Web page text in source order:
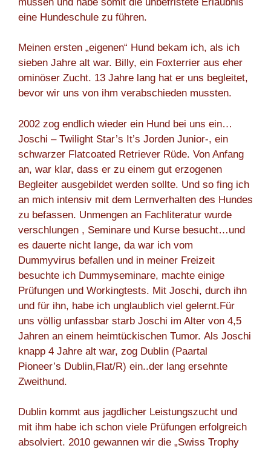
eine Hundeschule zu führen.
Meinen ersten „eigenen“ Hund bekam ich, als ich
sieben Jahre alt war. Billy, ein Foxterrier aus eher
ominöser Zucht. 13 Jahre lang hat er uns begleitet,
bevor wir uns von ihm verabschieden mussten.
2002 zog endlich wieder ein Hund bei uns ein…
Joschi – Twilight Star’s It’s Jorden Junior-, ein
schwarzer Flatcoated Retriever Rüde. Von Anfang
an, war klar, dass er zu einem gut erzogenen
Begleiter ausgebildet werden sollte. Und so fing ich
an mich intensiv mit dem Lernverhalten des Hundes
zu befassen. Unmengen an Fachliteratur wurde
verschlungen , Seminare und Kurse besucht…und
es dauerte nicht lange, da war ich vom
Dummyvirus befallen und in meiner Freizeit
besuchte ich Dummyseminare, machte einige
Prüfungen und Workingtests. Mit Joschi, durch ihn
und für ihn, habe ich unglaublich viel gelernt.Für
uns völlig unfassbar starb Joschi im Alter von 4,5
Jahren an einem heimtückischen Tumor. Als Joschi
knapp 4 Jahre alt war, zog Dublin (Paartal
Pioneer’s Dublin,Flat/R) ein..der lang ersehnte
Zweithund.
Dublin kommt aus jagdlicher Leistungszucht und
mit ihm habe ich schon viele Prüfungen erfolgreich
absolviert. 2010 gewannen wir die „Swiss Trophy